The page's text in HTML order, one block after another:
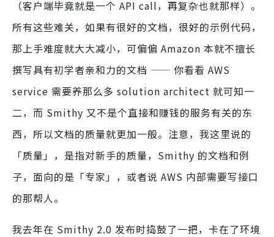
（客户端毕竟就是一个 API call，再复杂也就那样）。
所有这些难关，如果有很好的文档，很好的示例代码，
那上手难度就大大减小，可偏偏 Amazon 本就不擅长
撰写具有初学者亲和力的文档 —— 你看看 AWS
service 需要养那么多 solution architect 就可知一
二，而 Smithy 又不是个直接和赚钱的服务有关的东
西，所以文档的质量就更加一般。注意，我这里说的
「质量」，是指对新手的质量，Smithy 的文档和例
子，面向的是「专家」，或者说 AWS 内部需要写接口
的那帮人。
我去年在 Smithy 2.0 发布时捣鼓了一把，卡在了环境